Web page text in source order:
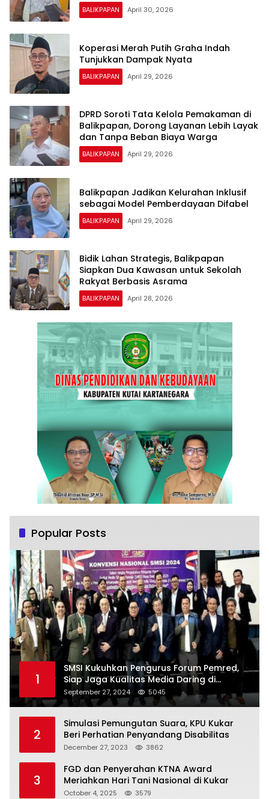
BALIKPAPAN April 30, 2026
Koperasi Merah Putih Graha Indah
Tunjukkan Dampak Nyata
BALIKPAPAN April 29, 2026
DPRD Soroti Tata Kelola Pemakaman di
Balikpapan, Dorong Layanan Lebih Layak
dan Tanpa Beban Biaya Warga
BALIKPAPAN April 29, 2026
Balikpapan Jadikan Kelurahan Inklusif
sebagai Model Pemberdayaan Difabel
BALIKPAPAN April 29, 2026
Bidik Lahan Strategis, Balikpapan
Siapkan Dua Kawasan untuk Sekolah
Rakyat Berbasis Asrama
BALIKPAPAN April 28, 2026
Popular Posts
1
SMSI Kukuhkan Pengurus Forum Pemred,
Siap Jaga Kualitas Media Daring di
Indonesia
September 27, 2024 5045
2
Simulasi Pemungutan Suara, KPU Kukar
Beri Perhatian Penyandang Disabilitas
December 27, 2023 3862
3
FGD dan Penyerahan KTNA Award
Meriahkan Hari Tani Nasional di Kukar
October 4, 2025 3579